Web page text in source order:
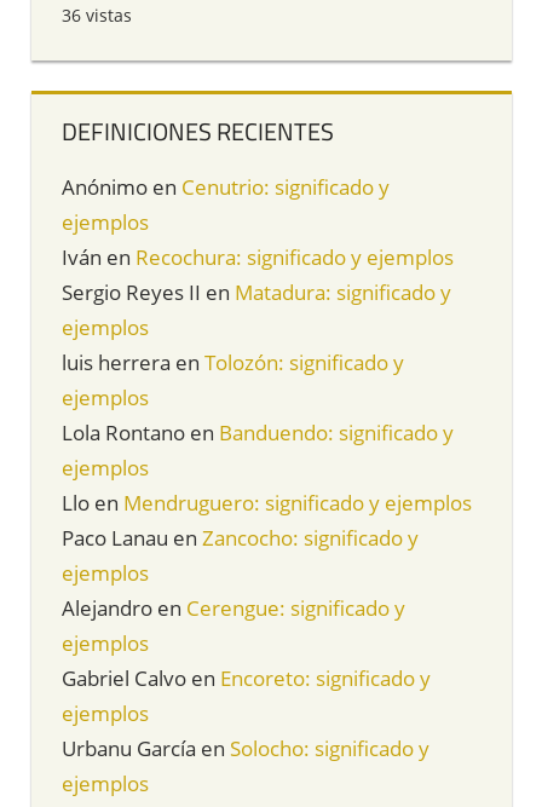
36 vistas
DEFINICIONES RECIENTES
Anónimo en Cenutrio: significado y
ejemplos
Iván en Recochura: significado y ejemplos
Sergio Reyes II en Matadura: significado y
ejemplos
luis herrera en Tolozón: significado y
ejemplos
Lola Rontano en Banduendo: significado y
ejemplos
Llo en Mendruguero: significado y ejemplos
Paco Lanau en Zancocho: significado y
ejemplos
Alejandro en Cerengue: significado y
ejemplos
Gabriel Calvo en Encoreto: significado y
ejemplos
Urbanu García en Solocho: significado y
ejemplos